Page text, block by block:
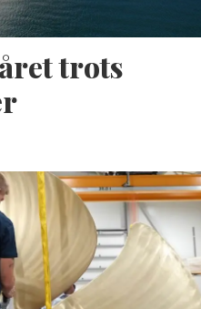
trots